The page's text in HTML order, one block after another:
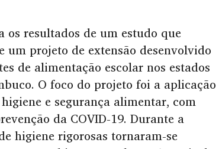
os resultados de um estudo que
um projeto de extensão desenvolvido
de alimentação escolar nos estados
O foco do projeto foi a aplicação
e segurança alimentar, com
da COVID-19. Durante a
higiene rigorosas tornaram-se